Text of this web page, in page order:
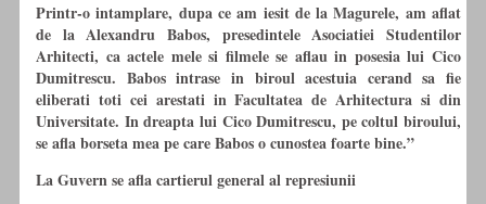
Printr-o intamplare, dupa ce am iesit de la Magurele, am aflat
de la Alexandru Babos, presedintele Asociatiei Studentilor
Arhitecti, ca actele mele si filmele se aflau in posesia lui Cico
Dumitrescu. Babos intrase in biroul acestuia cerand sa fie
eliberati toti cei arestati in Facultatea de Arhitectura si din
Universitate. In dreapta lui Cico Dumitrescu, pe coltul biroului,
se afla borseta mea pe care Babos o cunostea foarte bine.”
La Guvern se afla cartierul general al represiunii